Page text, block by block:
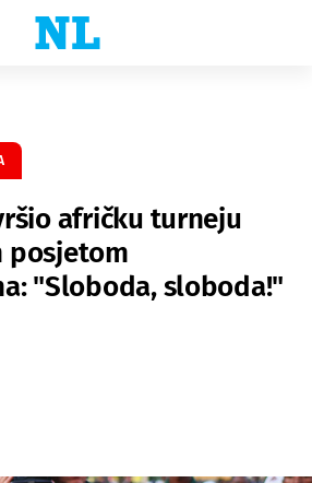
afričku turneju
posjetom
"Sloboda, sloboda!"